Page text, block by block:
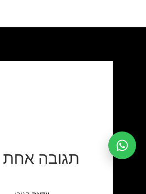
תגובה אחת